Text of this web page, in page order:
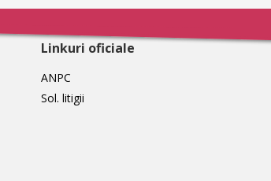
Linkuri oficiale
ANPC
Sol. litigii